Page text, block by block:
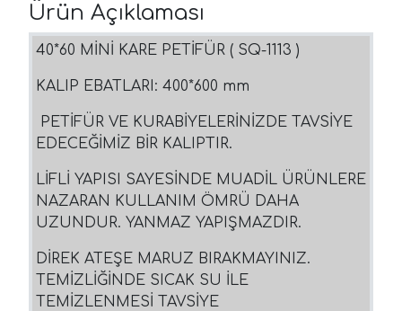
Ürün Açıklaması
40*60 MİNİ KARE PETİFÜR ( SQ-1113 )
KALIP EBATLARI: 400*600 mm
PETİFÜR VE KURABİYELERİNİZDE TAVSİYE
EDECEĞİMİZ BİR KALIPTIR.
LİFLİ YAPISI SAYESİNDE MUADİL ÜRÜNLERE
NAZARAN KULLANIM ÖMRÜ DAHA
UZUNDUR. YANMAZ YAPIŞMAZDIR.
DİREK ATEŞE MARUZ BIRAKMAYINIZ.
TEMİZLİĞİNDE SICAK SU İLE
TEMİZLENMESİ TAVSİYE